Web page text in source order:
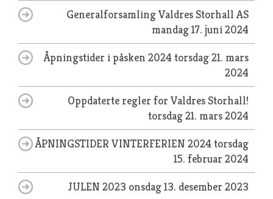
Generalforsamling Valdres Storhall AS
mandag 17. juni 2024
Åpningstider i påsken 2024 torsdag 21. mars
2024
Oppdaterte regler for Valdres Storhall!
torsdag 21. mars 2024
ÅPNINGSTIDER VINTERFERIEN 2024 torsdag
15. februar 2024
JULEN 2023 onsdag 13. desember 2023